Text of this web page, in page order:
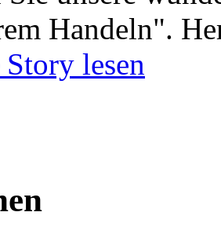
Handeln".
lesen